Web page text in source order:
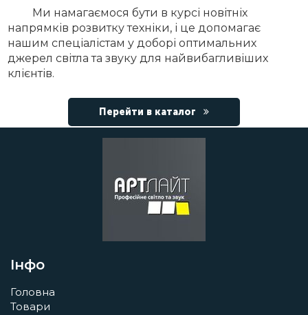
Ми намагаємося бути в курсі новітніх
напрямків розвитку техніки, і це допомагає
нашим спеціалістам у доборі оптимальних
джерел світла та звуку для найвибагливіших
клієнтів.
Перейти в каталог
Інфо
Головна
Товари